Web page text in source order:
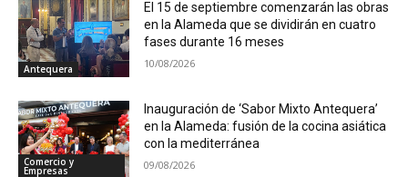
Antequera
El 15 de septiembre comenzarán las obras
en la Alameda que se dividirán en cuatro
fases durante 16 meses
10/08/2026
Comercio y
Empresas
Inauguración de ‘Sabor Mixto Antequera’
en la Alameda: fusión de la cocina asiática
con la mediterránea
09/08/2026